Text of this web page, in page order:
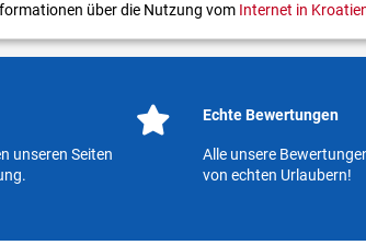
über die Nutzung vom Internet in
unseren Seiten
Echte Bewertungen
Alle unsere
von echten Urlaubern!